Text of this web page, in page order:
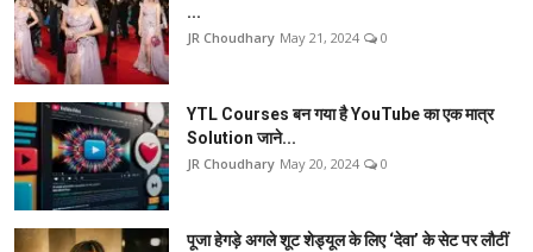
...
JR Choudhary May 21, 2024 0
YTL Courses बन गया है YouTube का एक मात्र
Solution जाने...
JR Choudhary May 20, 2024 0
पूजा हेगड़े अगले शूट शेड्यूल के लिए ‘देवा’ के सेट पर लौटीं